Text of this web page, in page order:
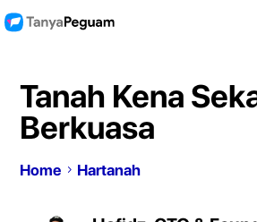
Tanah Kena
Berkuasa
Home Hartanah